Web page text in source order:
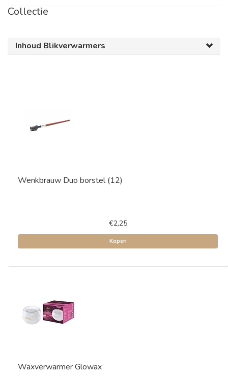
Collectie
Inhoud Blikverwarmers
Wenkbrauw Duo borstel (12)
€2,25
Kopen
Waxverwarmer Glowax